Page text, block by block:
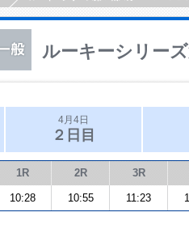
ルーキーシリー
4月4日
２日目
1R 2R 3R
10:28 10:55 11:23